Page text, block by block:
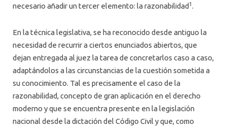
necesario añadir un tercer elemento: la razonabilidad1.
En la técnica legislativa, se ha reconocido desde antiguo la
necesidad de recurrir a ciertos enunciados abiertos, que
dejan entregada al juez la tarea de concretarlos caso a caso,
adaptándolos a las circunstancias de la cuestión sometida a
su conocimiento. Tal es precisamente el caso de la
razonabilidad, concepto de gran aplicación en el derecho
moderno y que se encuentra presente en la legislación
nacional desde la dictación del Código Civil y que, como